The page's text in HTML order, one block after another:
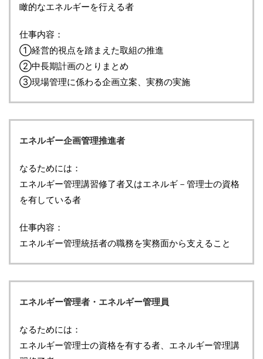
瞰的なエネルギーを行える者
仕事内容：
①経営的視点を踏まえた取組の推進
②中長期計画のとりまとめ
③現場管理に係わる企画立案、実務の実施
エネルギー企画管理推進者
なるためには：
エネルギー管理講習修了者又はエネルギ－管理士の資格
を有している者
仕事内容：
エネルギー管理統括者の職務を実務面から支えること
エネルギー管理者・エネルギー管理員
なるためには：
エネルギー管理士の資格を有する者、エネルギー管理講